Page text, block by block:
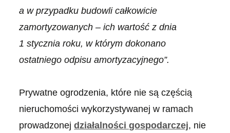
a w przypadku budowli całkowicie
zamortyzowanych – ich wartość z dnia
1 stycznia roku, w którym dokonano
ostatniego odpisu amortyzacyjnego”.
Prywatne ogrodzenia, które nie są częścią
nieruchomości wykorzystywanej w ramach
prowadzonejdziałalności gospodarczej, nie